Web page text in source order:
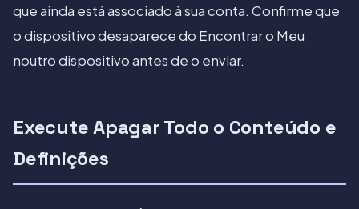
que ainda está associado à sua conta. Confirme que
o dispositivo desaparece do Encontrar o Meu
noutro dispositivo antes de o enviar.
Execute Apagar Todo o Conteúdo e
Definições